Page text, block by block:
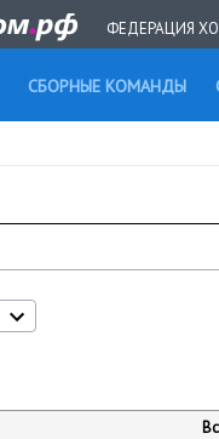
ФЕДЕРАЦИЯ
СБОРНЫЕ КОМАНДЫ